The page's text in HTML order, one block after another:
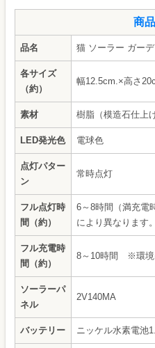
商
品名 猫 ソーラー ガー
各サイズ
（約）
幅12.5cm.×高さ
素材 樹脂（模造石仕上げ
LED発光色 電球色
点灯パター
ン
常時点灯
フル点灯時
間（約）
6～8時間（満充
により異なります。
フル充電時
間（約）
8～10時間 ※環境
ソーラーパ
ネル
2V140MA
バッテリー ニッケル水素電池